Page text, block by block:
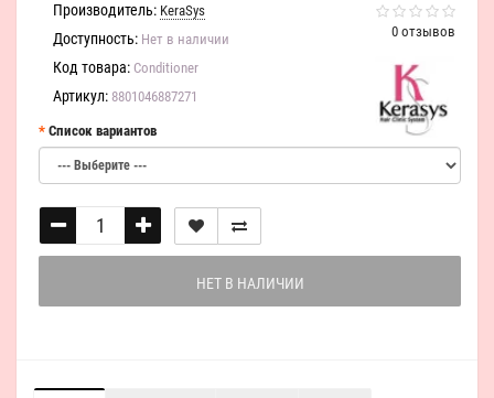
0 отзывов
Производитель: KeraSys
Доступность: Нет в наличии
Код товара: Conditioner
Артикул: 8801046887271
Список вариантов
НЕТ В НАЛИЧИИ